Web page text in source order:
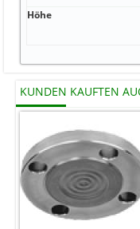
Höhe
KUNDEN KAUFTEN